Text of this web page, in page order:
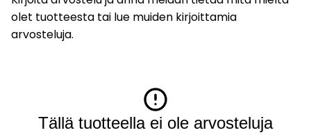
olet tuotteesta tai lue muiden kirjoittamia
arvosteluja.
Tällä tuotteella ei ole arvosteluja